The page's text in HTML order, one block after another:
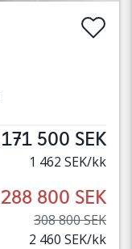
171 500 SEK
1 462 SEK/kk
288 800 SEK
308 800 SEK
2 460 SEK/kk